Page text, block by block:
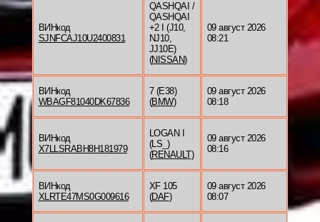
ВИНкод
SJNFCAJ10U2400831
QASHQAI /
QASHQAI
+2 I (J10,
NJ10,
JJ10E)
(NISSAN)
09 август 2026
08:21
ВИНкод
WBAGF81040DK67836
7 (E38)
(BMW)
09 август 2026
08:18
ВИНкод
X7LLSRABH8H181979
LOGAN I
(LS_)
(RENAULT)
09 август 2026
08:16
ВИНкод
XLRTE47MS0G009616
XF 105
(DAF)
09 август 2026
08:07